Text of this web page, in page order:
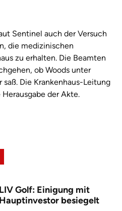
Sentinel auch der Versuch
die medizinischen
zu erhalten. Die Beamten
ob Woods unter
Die Krankenhaus-Leitung
der Akte.
LIV Golf: Einigung mit
Hauptinvestor besiegelt